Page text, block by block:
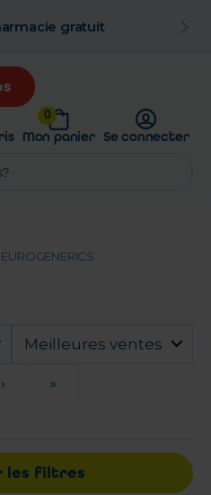
gratuit
0
Mon panier Se connecter
EUROGENERICS
Meilleures ventes
› »
les filtres